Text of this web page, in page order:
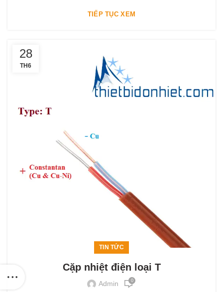
TIẾP TỤC XEM
28
TH6
TIN TỨC
Cặp nhiệt điện loại T
Admin 0